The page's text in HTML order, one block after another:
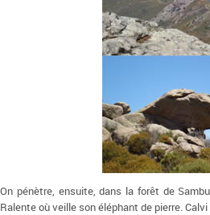
On pénètre, ensuite, dans la forêt de
Ralente où veille son éléphant de pierre.